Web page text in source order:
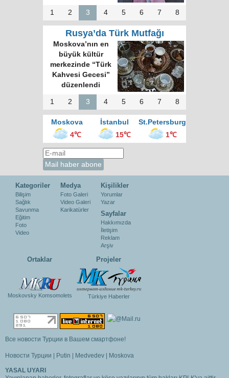
1 2 3 4 5 6 7 8
Rusya’da Türk Mutfağı
Moskova’nın en
büyük kültür
merkezinde “Türk
Kahvesi Gecesi”
düzenlendi
1 2 3 4 5 6 7 8
Moskova İstanbul
St.Petersburg
4℃
15℃ 1℃
Kategoriler
Bilişim
Sağlık
Savunma
Eğitim
Foto
Video
Medya
Foto Galeri
Video Galeri
Karikatürler
Kişilikler
Yorumlar
Yazar
Sayfalar
Hakkımızda
İletişim
Reklam
Arşiv
Ortaklar
Moskovsky Komsomolets
Projeler
Türkiye Haberler
Все новости Турции в Вашем смартфоне!
Новости Турции Putin Medvedev Moskova
YASAL UYARI